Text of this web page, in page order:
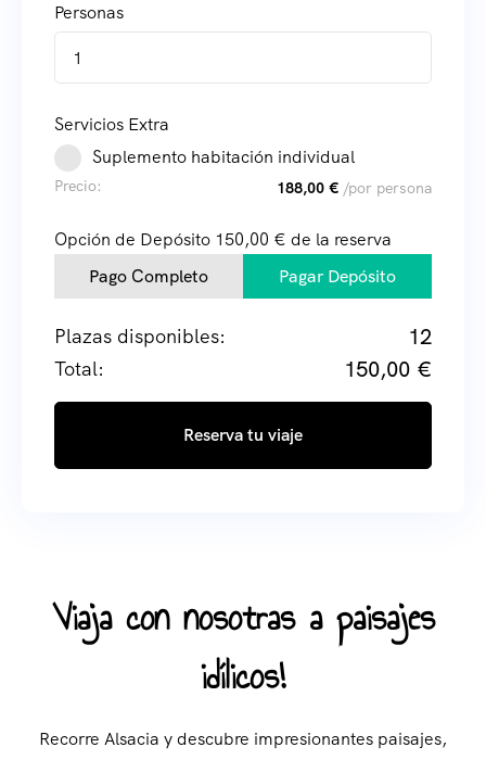
Viaja con nosotras a paisajes
idílicos!
Recorre Alsacia y descubre impresionantes paisajes,
Personas
1
Servicios Extra
Suplemento habitación individual
Precio: 188,00 € /por persona
Opción de Depósito 150,00 € de la reserva
Pago Completo
Pagar Depósito
Plazas disponibles: 12
Total: 150,00 €
Reserva tu viaje